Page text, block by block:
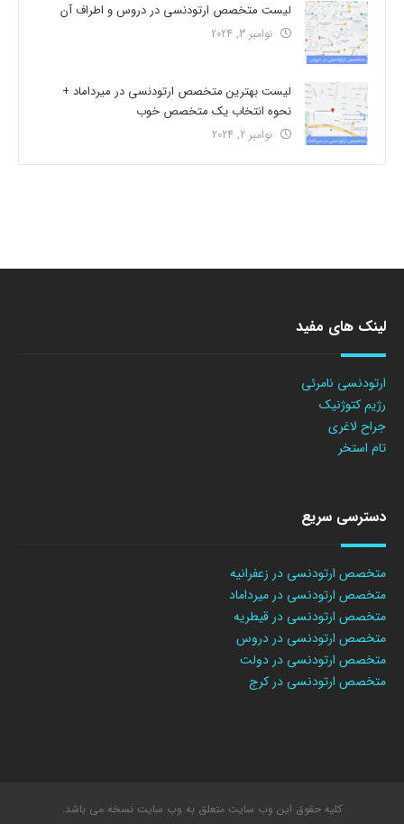
لیست متخصص ارتودنسی در دروس و اطراف آن
نوامبر 3, 2024
لیست بهترین متخصص ارتودنسی در میرداماد +
نحوه انتخاب یک متخصص خوب
نوامبر 2, 2024
لینک های مفید
ارتودنسی نامرئی
رژیم کتوژنیک
جراح لاغری
تام استخر
دسترسی سریع
متخصص ارتودنسی در زعفرانیه
متخصص ارتودنسی در میرداماد
متخصص ارتودنسی در قیطریه
متخصص ارتودنسی در دروس
متخصص ارتودنسی در دولت
متخصص ارتودنسی در کرج
کلیه حقوق این وب سایت متعلق به وب سایت نسخه می باشد.